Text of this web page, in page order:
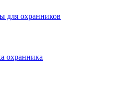
для охранников
охранника